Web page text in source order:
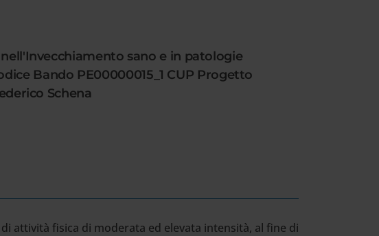
nell'Invecchiamento sano e in patologie
Bando PE00000015_1 CUP Progetto
Schena
attività fisica di moderata ed elevata intensità, al fine di